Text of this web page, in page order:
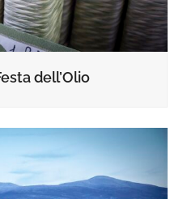
dell’Olio